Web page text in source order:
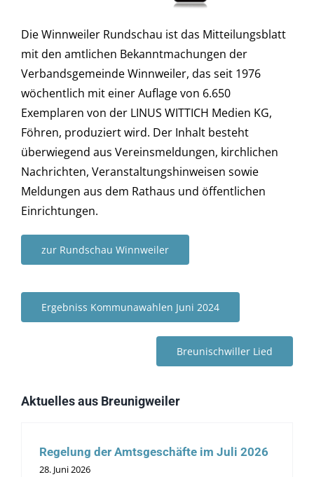
Die Winnweiler Rundschau ist das Mitteilungsblatt
mit den amtlichen Bekanntmachungen der
Verbandsgemeinde Winnweiler, das seit 1976
wöchentlich mit einer Auflage von 6.650
Exemplaren von der LINUS WITTICH Medien KG,
Föhren, produziert wird. Der Inhalt besteht
überwiegend aus Vereinsmeldungen, kirchlichen
Nachrichten, Veranstaltungshinweisen sowie
Meldungen aus dem Rathaus und öffentlichen
Einrichtungen.
zur Rundschau Winnweiler
Ergebniss Kommunawahlen Juni 2024
Breunischwiller Lied
Aktuelles aus Breunigweiler
Regelung der Amtsgeschäfte im Juli 2026
28. Juni 2026